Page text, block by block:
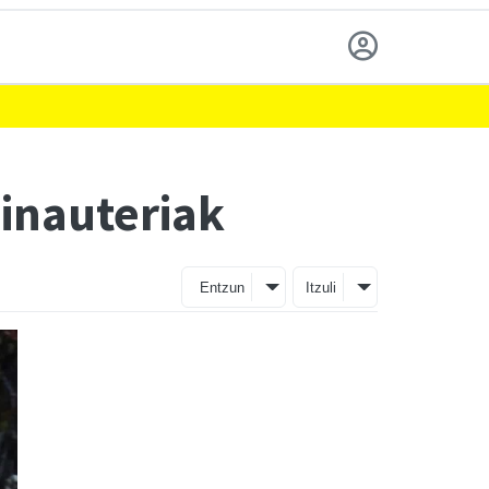
Entzun Itzuli